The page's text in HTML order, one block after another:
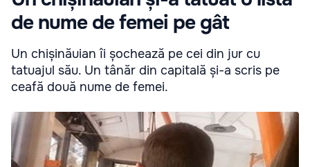
de nume de femei pe gât
Un chișinăuian îi șochează pe cei din jur cu
tatuajul său. Un tânăr din capitală și-a scris pe
ceafă două nume de femei.